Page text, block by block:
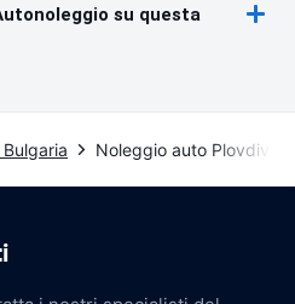
su questa
Noleggio auto Plovdiv